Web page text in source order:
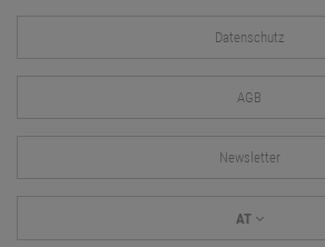
Datenschutz
AGB
Newsletter
AT